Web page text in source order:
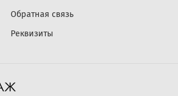
Обратная связь
Реквизиты